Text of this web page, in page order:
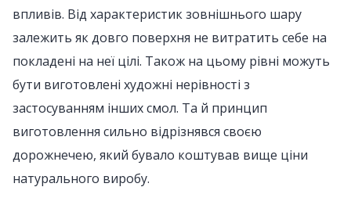
впливів. Від характеристик зовнішнього шару
залежить як довго поверхня не витратить себе на
покладені на неї цілі. Також на цьому рівні можуть
бути виготовлені художні нерівності з
застосуванням інших смол. Та й принцип
виготовлення сильно відрізнявся своєю
дорожнечею, який бувало коштував вище ціни
натурального виробу.